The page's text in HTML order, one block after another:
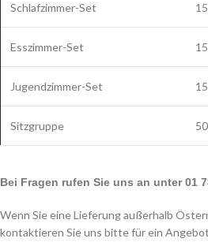
Schlafzimmer-Set
Esszimmer-Set
Jugendzimmer-Set
Sitzgruppe
Bei Fragen rufen Sie uns an unter 01
Wenn Sie eine Lieferung außerhalb
kontaktieren Sie uns bitte für ein